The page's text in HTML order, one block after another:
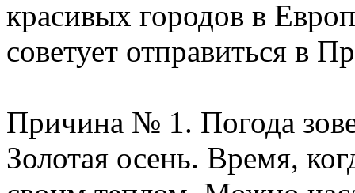
красивых городов в
советует отправиться в
Причина № 1. Погода
Золотая осень. Время,